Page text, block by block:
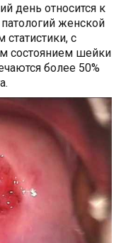
день относится к
женской
с
состоянием шейки
более 50%